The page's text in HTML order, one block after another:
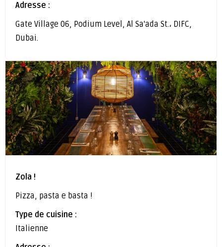
Adresse :
Gate Village 06, Podium Level, Al Sa'ada St.، DIFC,
Dubai.
Zola !
Pizza, pasta e basta !
Type de cuisine :
Italienne